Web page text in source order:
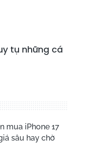
tụ những cá
mua iPhone 17
sâu hay chờ